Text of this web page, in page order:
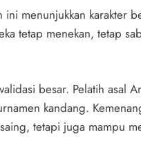
menunjukkan karakter
tetap menekan, tetap
besar. Pelatih asal
kandang.
tetapi juga mampu